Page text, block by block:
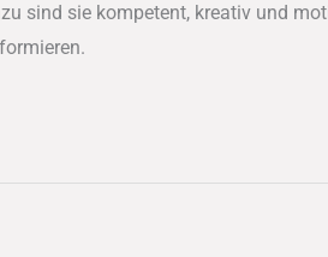
sind sie kompetent, kreativ und